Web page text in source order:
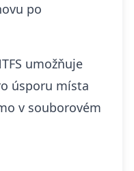
po
umožňuje
úsporu místa
v souborovém